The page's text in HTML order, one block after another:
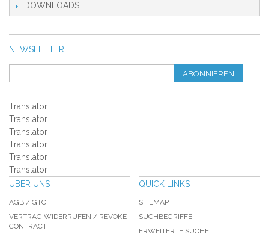
DOWNLOADS
NEWSLETTER
ABONNIEREN
Translator
Translator
Translator
Translator
Translator
Translator
ÜBER UNS
AGB / GTC
VERTRAG WIDERRUFEN / REVOKE
CONTRACT
QUICK LINKS
SITEMAP
SUCHBEGRIFFE
ERWEITERTE SUCHE